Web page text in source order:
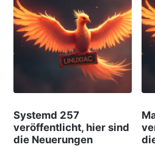
Systemd 257
veröffentlicht, hier sind
die Neuerungen